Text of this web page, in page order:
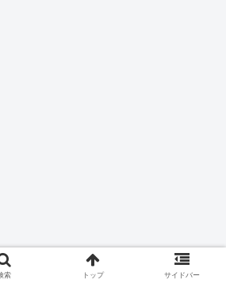
索 トップ サイドバー